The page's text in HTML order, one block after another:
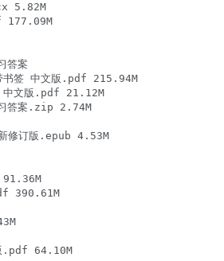
5.82M
177.09M
答案
签 中文版.pdf 215.94M
文版.pdf 21.12M
答案.zip 2.74M
订版.epub 4.53M
390.61M
.pdf 64.10M